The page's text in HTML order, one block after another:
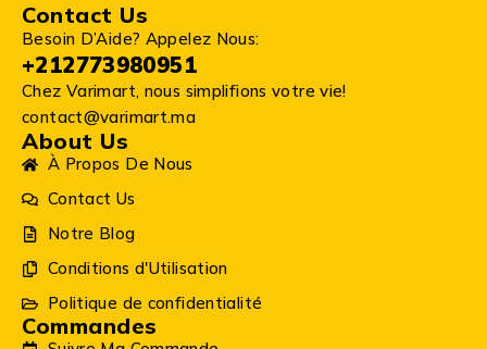
Contact Us
Besoin D’Aide? Appelez Nous:
+212773980951
Chez Varimart, nous simplifions votre vie!
contact@varimart.ma
About Us
À Propos De Nous
Contact Us
Notre Blog
Conditions d'Utilisation
Politique de confidentialité
Commandes